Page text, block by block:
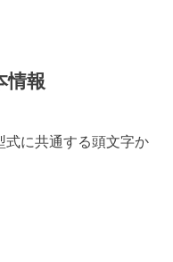
情報
式に共通する頭文字か